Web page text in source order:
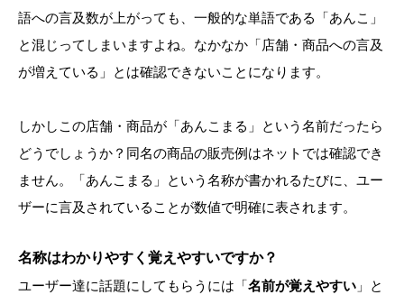
語への言及数が上がっても、一般的な単語である「あんこ」
と混じってしまいますよね。なかなか「店舗・商品への言及
が増えている」とは確認できないことになります。
しかしこの店舗・商品が「あんこまる」という名前だったら
どうでしょうか？同名の商品の販売例はネットでは確認でき
ません。「あんこまる」という名称が書かれるたびに、ユー
ザーに言及されていることが数値で明確に表されます。
名称はわかりやすく覚えやすいですか？
ユーザー達に話題にしてもらうには「名前が覚えやすい 」と